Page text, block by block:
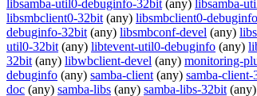
libsamba-util0-debuginfo-32bit (any) libsamba-
libsmbclient0-32bit (any) libsmbclient0-debuginfo
debuginfo-32bit (any) libsmbconf-devel (any)
util0-32bit (any) libtevent-util0-debuginfo (any)
32bit (any) libwbclient-devel (any) monitoring-
debuginfo (any) samba-client (any) samba-client-
doc (any) samba-libs (any) samba-libs-32bit (any)